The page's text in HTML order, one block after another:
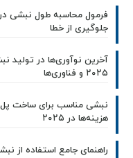
فرمول محاسبه طول نبشی در
جلوگیری از خطا
آخرین نوآوری‌ها در تولید
۲۰۲۵ و فناوری‌ها
نبشی مناسب برای ساخت پل:
هزینه‌ها در ۲۰۲۵
راهنمای جامع استفاده از